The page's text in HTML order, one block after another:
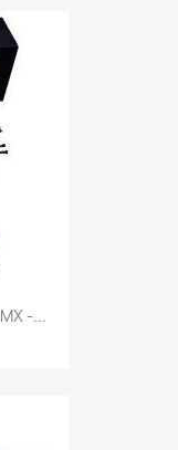
-...